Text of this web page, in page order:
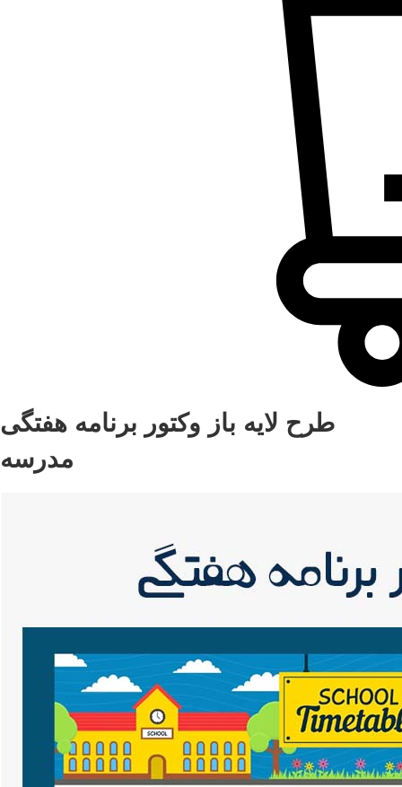
طرح لایه باز وکتور برنامه هفتگی
مدرسه